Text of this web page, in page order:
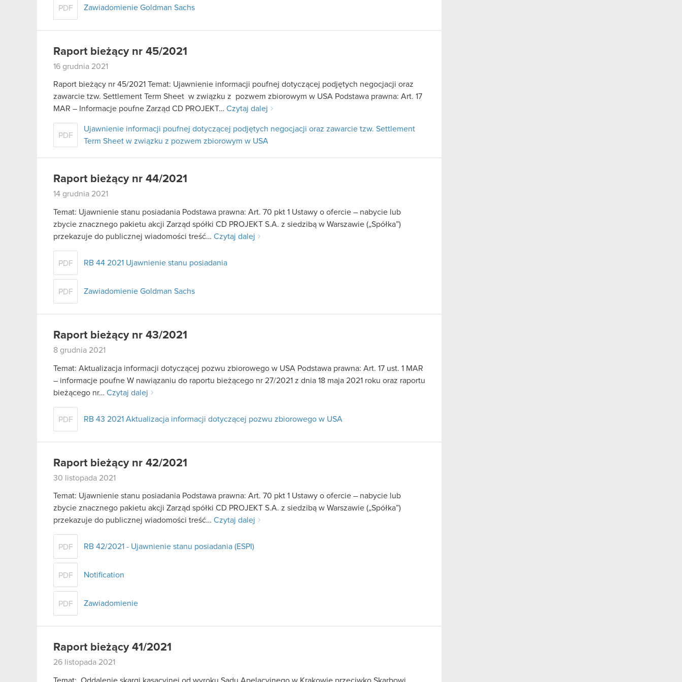
PDF Zawiadomienie Goldman Sachs
Raport bieżący nr 45/2021
16 grudnia 2021
Raport bieżący nr 45/2021 Temat: Ujawnienie informacji poufnej dotyczącej podjętych negocjacji oraz
zawarcie tzw. Settlement Term Sheet w związku z pozwem zbiorowym w USA Podstawa prawna: Art. 17
MAR – Informacje poufne Zarząd CD PROJEKT… Czytaj dalej
PDF
Ujawnienie informacji poufnej dotyczącej podjętych negocjacji oraz zawarcie tzw. Settlement
Term Sheet w związku z pozwem zbiorowym w USA
Raport bieżący nr 44/2021
14 grudnia 2021
Temat: Ujawnienie stanu posiadania Podstawa prawna: Art. 70 pkt 1 Ustawy o ofercie – nabycie lub
zbycie znacznego pakietu akcji Zarząd spółki CD PROJEKT S.A. z siedzibą w Warszawie („Spółka”)
przekazuje do publicznej wiadomości treść… Czytaj dalej
PDF RB 44 2021 Ujawnienie stanu posiadania
PDF Zawiadomienie Goldman Sachs
Raport bieżący nr 43/2021
8 grudnia 2021
Temat: Aktualizacja informacji dotyczącej pozwu zbiorowego w USA Podstawa prawna: Art. 17 ust. 1 MAR
– informacje poufne W nawiązaniu do raportu bieżącego nr 27/2021 z dnia 18 maja 2021 roku oraz raportu
bieżącego nr… Czytaj dalej
PDF RB 43 2021 Aktualizacja informacji dotyczącej pozwu zbiorowego w USA
Raport bieżący nr 42/2021
30 listopada 2021
Temat: Ujawnienie stanu posiadania Podstawa prawna: Art. 70 pkt 1 Ustawy o ofercie – nabycie lub
zbycie znacznego pakietu akcji Zarząd spółki CD PROJEKT S.A. z siedzibą w Warszawie („Spółka”)
przekazuje do publicznej wiadomości treść… Czytaj dalej
PDF RB 42/2021 - Ujawnienie stanu posiadania (ESPI)
PDF Notification
PDF Zawiadomienie
Raport bieżący 41/2021
26 listopada 2021